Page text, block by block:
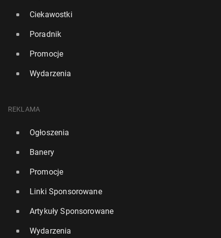
Ciekawostki
Poradnik
Promocje
Wydarzenia
REKLAMA
Ogłoszenia
Banery
Promocje
Linki Sponsorowane
Artykuły Sponsorowane
Wydarzenia